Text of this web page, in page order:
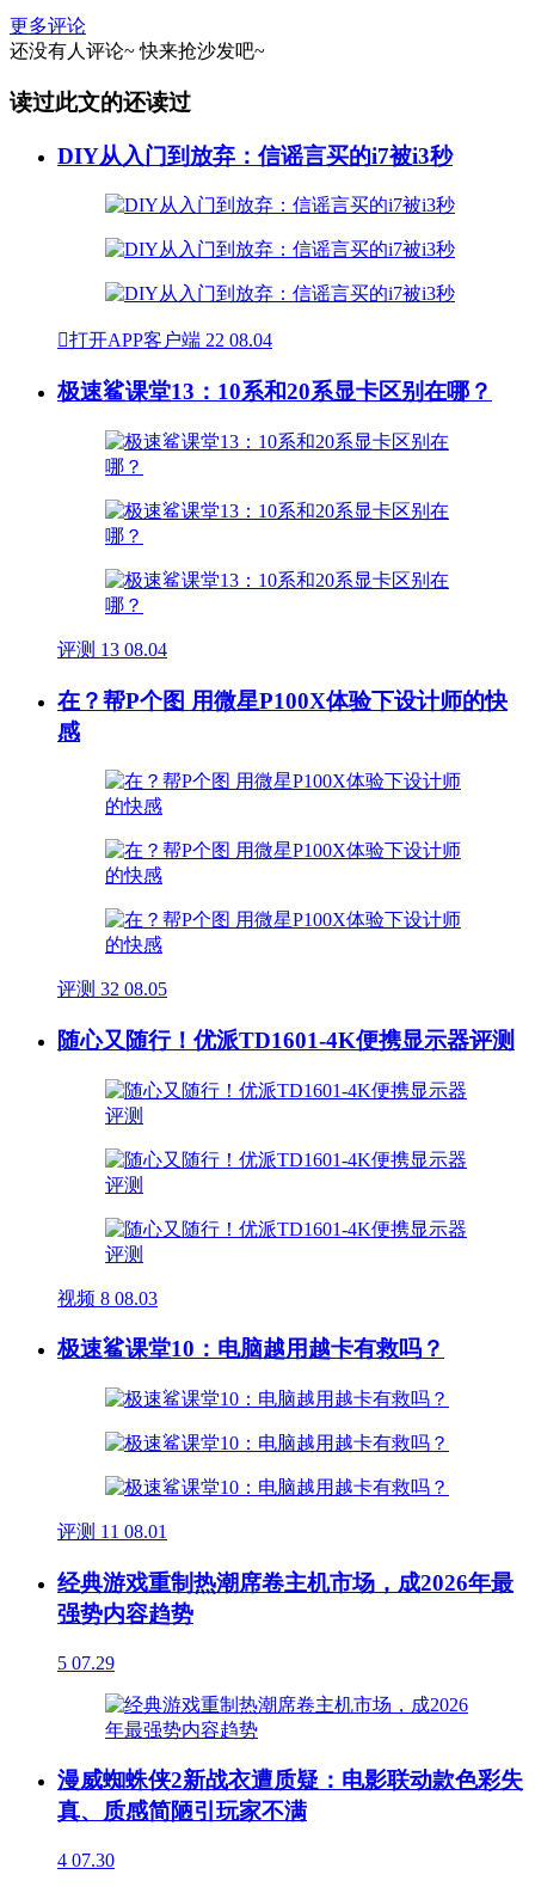
更多评论
还没有人评论~ 快来抢沙发吧~
读过此文的还读过
DIY从入门到放弃：信谣言买的i7被i3秒
打开APP客户端 22 08.04
极速鲨课堂13：10系和20系显卡区别在哪？
评测 13 08.04
在？帮P个图 用微星P100X体验下设计师的快
感
评测 32 08.05
随心又随行！优派TD1601-4K便携显示器评测
视频 8 08.03
极速鲨课堂10：电脑越用越卡有救吗？
评测 11 08.01
经典游戏重制热潮席卷主机市场，成2026年最
强势内容趋势
5 07.29
漫威蜘蛛侠2新战衣遭质疑：电影联动款色彩失
真、质感简陋引玩家不满
4 07.30